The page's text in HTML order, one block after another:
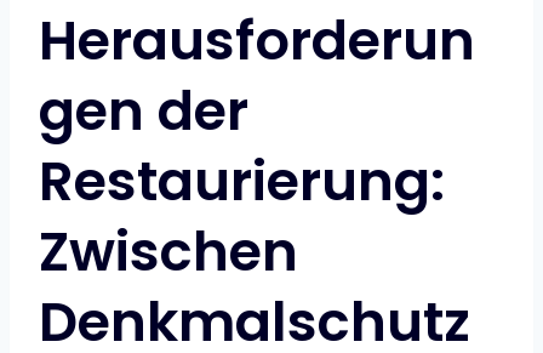
Herausforderun
gen der
Restaurierung:
Zwischen
Denkmalschutz